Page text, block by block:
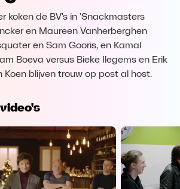
koken de BV's in 'Snackmasters
en Maureen Vanherberghen
en Sam Gooris, en Kamal
Boeva versus Bieke Ilegems en Erik
Koen blijven trouw op post al host.